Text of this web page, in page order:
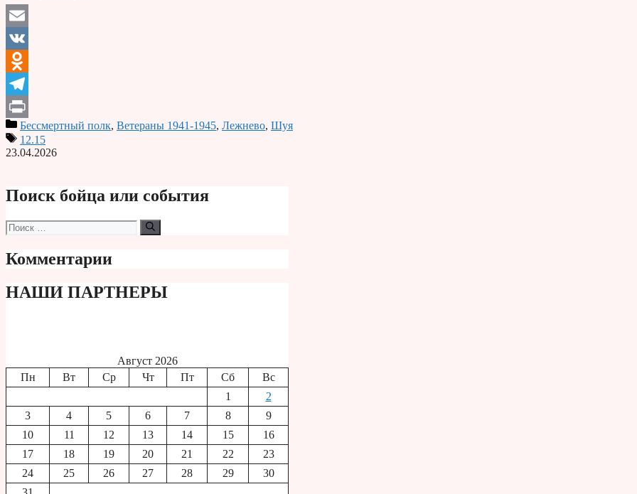
Email
VK
Odnoklassniki
Telegram
PrintБессмертный полк, Ветераны 1941-1945, Лежнево, Шуя
12.15
23.04.2026
Поиск бойца или события
Поиск:
Комментарии
НАШИ ПАРТНЕРЫ
Август 2026
Пн
Вт Ср Чт Пт Сб
Вс
1
2
3
4 5 6 7 8
9
10
11 12 13 14 15
16
17
18 19 20 21 22
23
24
25 26 27 28 29
30